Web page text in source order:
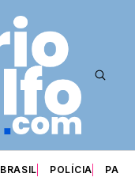
BRASIL POLÍCIA